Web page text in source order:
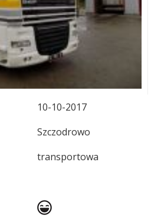
10-10-2017
Szczodrowo
transportowa